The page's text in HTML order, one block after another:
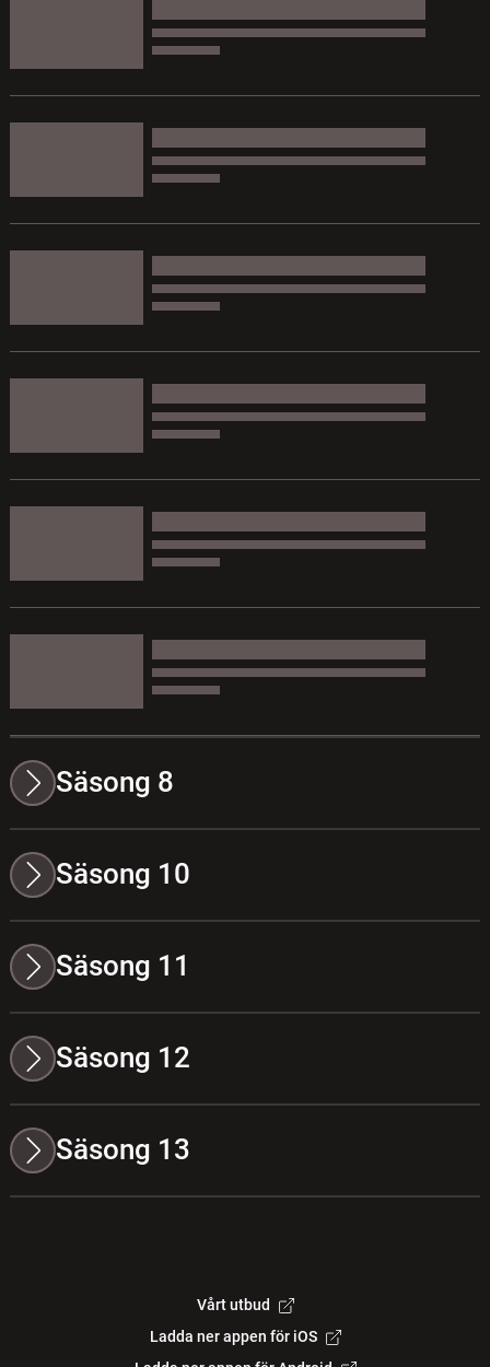
Säsong 8
Säsong 10
Säsong 11
Säsong 12
Säsong 13
Vårt utbud
Ladda ner appen för iOS